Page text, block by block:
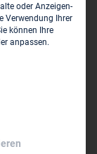
VBIoder Anzeigen-
Verwendung Ihrer
können Ihre
anpassen.
die eine